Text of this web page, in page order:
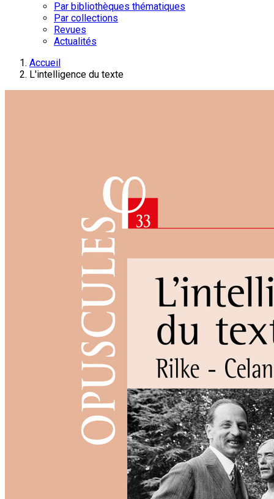
Par bibliothèques thématiques
Par collections
Revues
Actualités
Accueil
L'intelligence du texte